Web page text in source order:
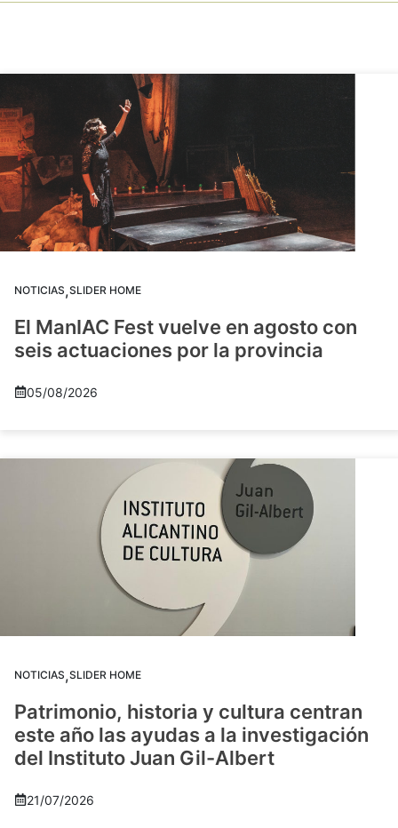
NOTICIAS,SLIDER HOME
El ManIAC Fest vuelve en agosto con
seis actuaciones por la provincia
05/08/2026
NOTICIAS,SLIDER HOME
Patrimonio, historia y cultura centran
este año las ayudas a la investigación
del Instituto Juan Gil-Albert
21/07/2026